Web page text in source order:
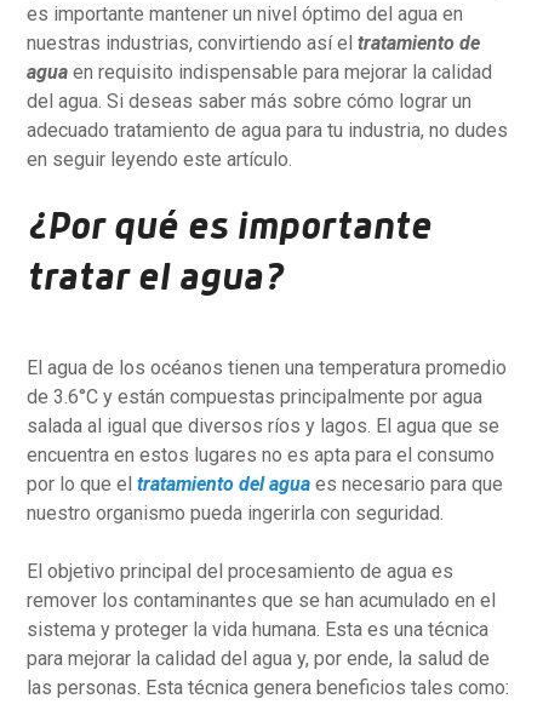
es importante mantener un nivel óptimo del agua en
nuestras industrias, convirtiendo así eltratamiento de
agua en requisito indispensable para mejorar la calidad
del agua. Si deseas saber más sobre cómo lograr un
adecuado tratamiento de agua para tu industria, no dudes
en seguir leyendo este artículo.
¿Por qué es importante
tratar el agua?
El agua de los océanos tienen una temperatura promedio
de 3.6°C y están compuestas principalmente por agua
salada al igual que diversos ríos y lagos. El agua que se
encuentra en estos lugares no es apta para el consumo
por lo que eltratamiento del agua es necesario para que
nuestro organismo pueda ingerirla con seguridad.
El objetivo principal del procesamiento de agua es
remover los contaminantes que se han acumulado en el
sistema y proteger la vida humana. Esta es una técnica
para mejorar la calidad del agua y, por ende, la salud de
las personas. Esta técnica genera beneficios tales como: